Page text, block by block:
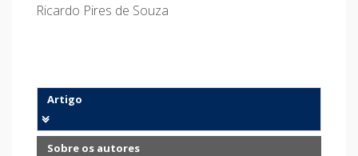
Ricardo Pires de Souza
Artigo
Sobre os autores